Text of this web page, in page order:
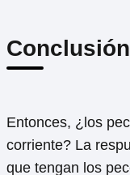
Conclusión
Entonces, ¿los
corriente? La
que tengan los